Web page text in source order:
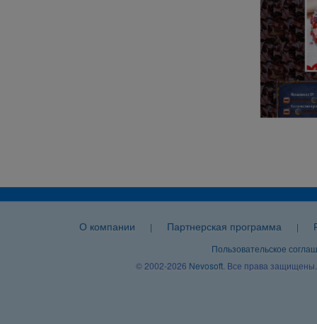
О компании | Партнерская программа |
Пользовательское
© 2002-2026 Nevosoft . Все права защищены